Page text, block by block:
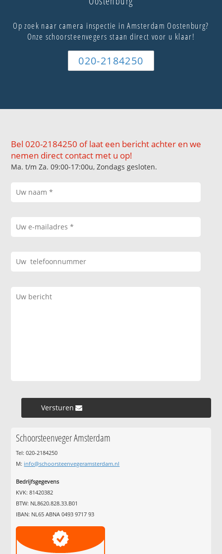
Op zoek naar camera inspectie in Amsterdam Oostenburg?
Onze schoorsteenvegers staan direct voor u klaar!
020-2184250
Bel 020-2184250 of laat een bericht achter en we
nemen direct contact met u op!
Ma. t/m Za. 09:00-17:00u, Zondags gesloten.
Versturen »
Schoorsteenveger Amsterdam
Tel: 020-2184250
M: info@schoorsteenvegeramsterdam.nl
Bedrijfsgegevens
KVK: 81420382
BTW: NL8620.828.33.B01
IBAN: NL65 ABNA 0493 9717 93